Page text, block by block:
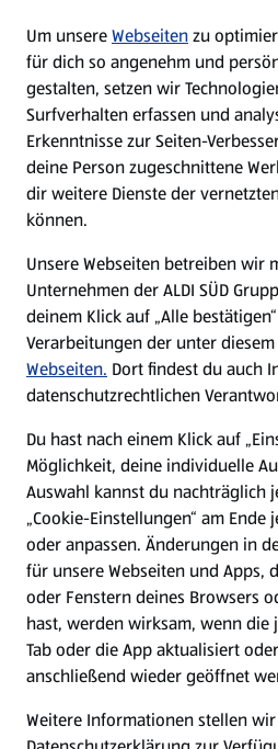
WhatsApp
Über ALDI SÜD
Filialen
Nachhaltigkeit
Karriere
Presse
Hilfe & Kontakt
(öffnet in einem neuen Tab)
Unternehmen
Folge uns hier:
Um unsereWebseitenzu
für dich so angenehm und
gestalten, setzen wir
Surfverhalten erfassen und
Erkenntnisse zur Seiten-
deine Person zugeschnittene
dir weitere Dienste der
können.
Unsere Webseiten betreiben wir
Unternehmen der ALDI SÜD
deinem Klick auf „Alle
Verarbeitungen der unter
Webseiten. Dort findest du auch
datenschutzrechtlichen
Du hast nach einem Klick auf
Möglichkeit, deine individuelle
Auswahl kannst du nachträglich
„Cookie-Einstellungen“ am
oder anpassen. Änderungen in
für unsere Webseiten und Apps,
oder Fenstern deines Browsers
hast, werden wirksam, wenn die
Tab oder die App aktualisiert
anschließend wieder geöffnet
Weitere Informationen stellen